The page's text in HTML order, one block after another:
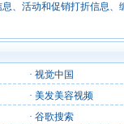
、活动和促销打折信息
· 视觉中国
· 美发美容视频
· 谷歌搜索